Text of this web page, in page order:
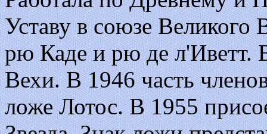
Уставу в союзе Великого
рю Каде и рю де л'Иветт.
Вехи. В 1946 часть
ложе Лотос. В 1955